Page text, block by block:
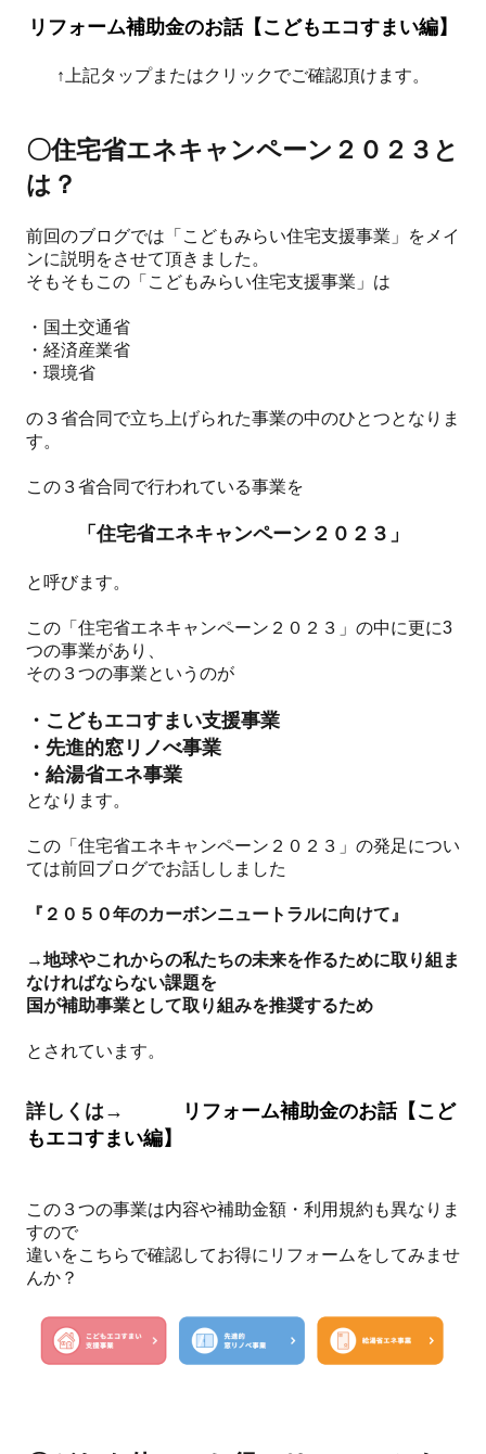
リフォーム補助金のお話【こどもエコすまい編】
↑上記タップまたはクリックでご確認頂けます。
〇住宅省エネキャンペーン２０２３と
は？
前回のブログでは「こどもみらい住宅支援事業」をメイ
ンに説明をさせて頂きました。
そもそもこの「こどもみらい住宅支援事業」は
・国土交通省
・経済産業省
・環境省
の３省合同で立ち上げられた事業の中のひとつとなりま
す。
この３省合同で行われている事業を
「住宅省エネキャンペーン２０２３」
と呼びます。
この「住宅省エネキャンペーン２０２３」の中に更に3
つの事業があり、
その３つの事業というのが
・こどもエコすまい支援事業
・先進的窓リノべ事業
・給湯省エネ事業
となります。
この「住宅省エネキャンペーン２０２３」の発足につい
ては前回ブログでお話ししました
『２０５０年のカーボンニュートラルに向けて』
→地球やこれからの私たちの未来を作るために取り組ま
なければならない課題を
国が補助事業として取り組みを推奨するため
とされています。
詳しくは→
リフォーム補助金のお話【こど
もエコすまい編】
この３つの事業は内容や補助金額・利用規約も異なりま
すので
違いをこちらで確認してお得にリフォームをしてみませ
んか？